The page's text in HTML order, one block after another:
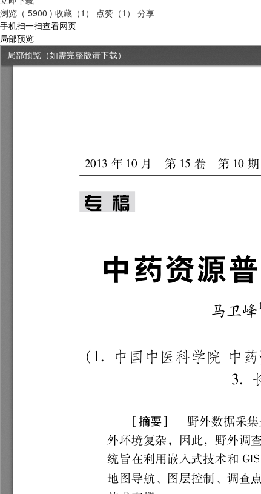
浏览（ 5900 ) 收藏（1） 点赞（1）
分享
手机扫一扫查看网页
局部预览